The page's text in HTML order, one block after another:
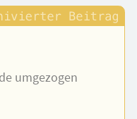
umgezogen